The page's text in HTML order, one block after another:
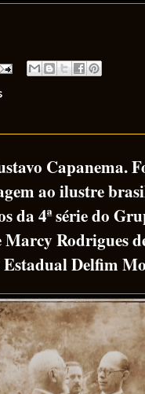
Capanema.
ao ilustre
da 4ª série do
Rodrigues
Delfim